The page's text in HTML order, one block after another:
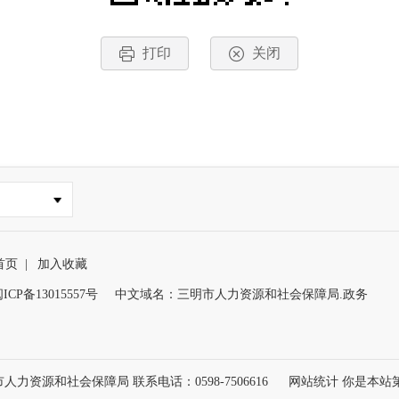
打印 关闭
页 | 加入收藏
ICP备13015557号 中文域名：三明市人力资源和社会保障局.政务
力资源和社会保障局 联系电话：0598-7506616 网站统计 你是本站